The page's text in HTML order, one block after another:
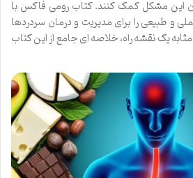
این مشکل کمک کنند. کتاب رومی فاکس با
۲۵ راهکار عملی و طبیعی را برای مدیریت و درمان سردردها
یک نقشه راه، خلاصه ای جامع از این کتاب